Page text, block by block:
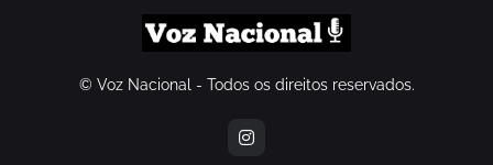
© Voz Nacional - Todos os direitos reservados.